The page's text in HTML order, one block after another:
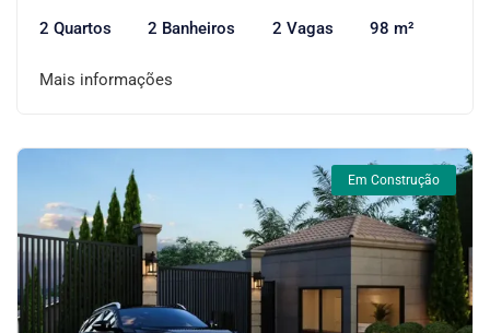
2 Quartos 2 Banheiros 2 Vagas 98 m²
Mais informações
Em Construção